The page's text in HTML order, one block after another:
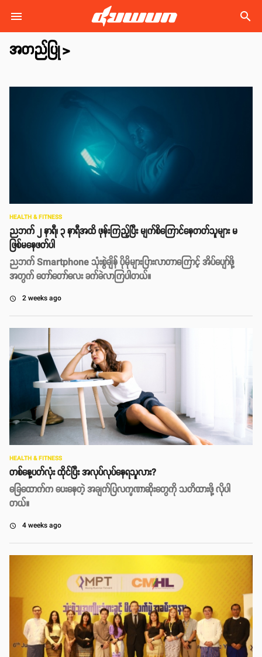
search
အတည်ပြု>
HEALTH & FITNESS
ညဘက် ၂ နာရီ၊ ၃ နာရီအထိ ဖုန်းကြည့်ပြီး မျက်စိကြောင်နေတတ်သူများ မ
ဖြစ်မနေဖတ်ပါ
ညဘက် Smartphone သုံးစွဲချိန် ပိုမိုများပြားလာတာကြောင့် အိပ်ပျော်ဖို့
အတွက် တော်တော်လေး ခက်ခဲလာကြပါတယ်။
access_time 2 weeks ago
HEALTH & FITNESS
တစ်နေ့ပတ်လုံး ထိုင်ပြီး အလုပ်လုပ်နေရသူလား?
ခြေထောက်က ပေးနေတဲ့ အချက်ပြလက္ခဏာဆိုးတွေကို သတိထားဖို့ လိုပါ
တယ်။
access_time 4 weeks ago